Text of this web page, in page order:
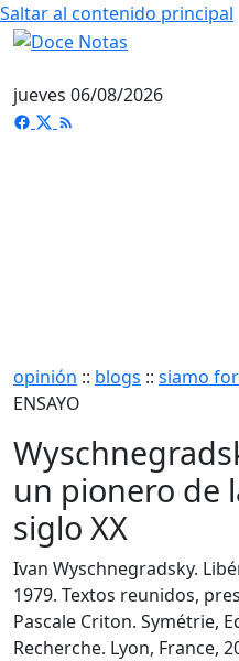
Saltar al contenido principal
jueves 06/08/2026
opinión :: blogs :: siamo
ENSAYO
un pionero de
siglo XX
Ivan Wyschnegradsky.
1979. Textos reunidos,
Pascale Criton. Symétrie,
Recherche. Lyon, France,